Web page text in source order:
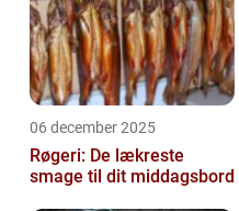
06 december 2025
Røgeri: De lækreste
smage til dit middagsbord